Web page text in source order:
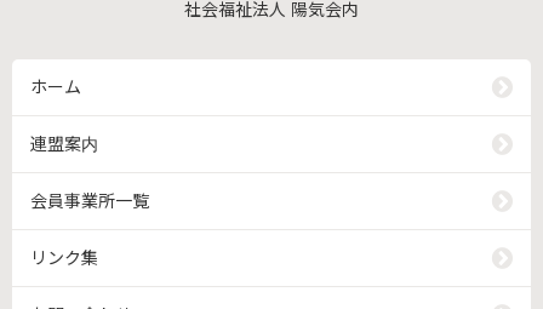
社会福祉法人 陽気会内
ホーム
連盟案内
会員事業所一覧
リンク集